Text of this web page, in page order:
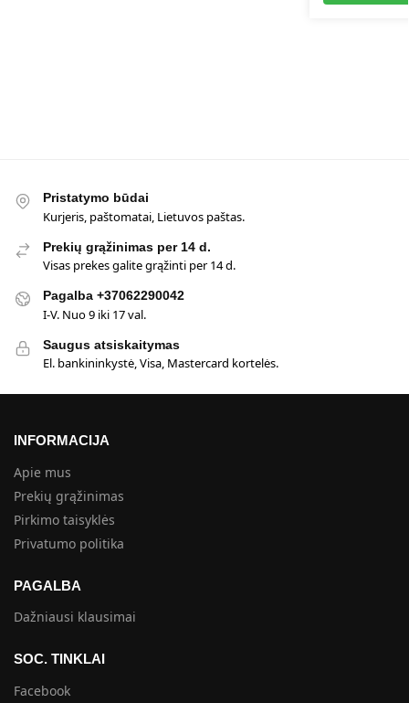
Pristatymo būdai
Kurjeris, paštomatai, Lietuvos paštas.
Prekių grąžinimas per 14 d.
Visas prekes galite grąžinti per 14 d.
Pagalba +37062290042
I-V. Nuo 9 iki 17 val.
Saugus atsiskaitymas
El. bankininkystė, Visa, Mastercard kortelės.
INFORMACIJA
Apie mus
Prekių grąžinimas
Pirkimo taisyklės
Privatumo politika
PAGALBA
Dažniausi klausimai
SOC. TINKLAI
Facebook